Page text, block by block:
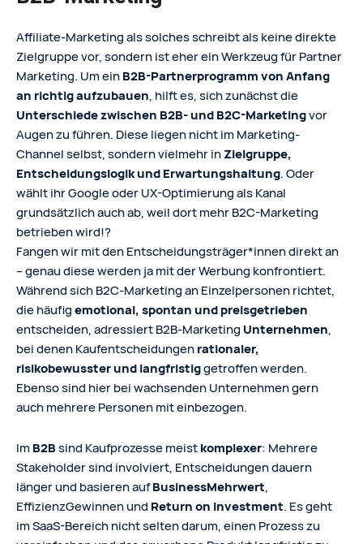
Affiliate-Marketing als solches schreibt als keine direkte
Zielgruppe vor, sondern ist eher ein Werkzeug für Partner
Marketing. Um einB2B-Partnerprogramm von Anfang
an richtig aufzubauen, hilft es, sich zunächst die
Unterschiede zwischen B2B- und B2C-Marketingvor
Augen zu führen. Diese liegen nicht im Marketing-
Channel selbst, sondern vielmehr inZielgruppe,
Entscheidungslogik und Erwartungshaltung. Oder
wählt ihr Google oder UX-Optimierung als Kanal
grundsätzlich auch ab, weil dort mehr B2C-Marketing
betrieben wird!?
Fangen wir mit den Entscheidungsträger*innen direkt an
– genau diese werden ja mit der Werbung konfrontiert.
Während sich B2C‑Marketing an Einzelpersonen richtet,
die häufigemotional, spontan und preisgetrieben
entscheiden, adressiert B2B‑Marketing Unternehmen,
bei denen Kaufentscheidungenrationaler,
risikobewusster und langfristiggetroffen werden.
Ebenso sind hier bei wachsenden Unternehmen gern
auch mehrere Personen mit einbezogen.
Im B2Bsind Kaufprozesse meistkomplexer: Mehrere
Stakeholder sind involviert, Entscheidungen dauern
länger und basieren aufBusinessMehrwert,
EffizienzGewinnen und Return on Investment. Es geht
im SaaS-Bereich nicht selten darum, einen Prozess zu